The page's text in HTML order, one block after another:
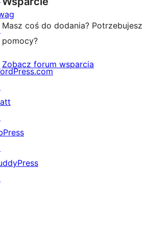
Masz coś do dodania? Potrzebujesz
pomocy?
Zobacz forum wsparcia